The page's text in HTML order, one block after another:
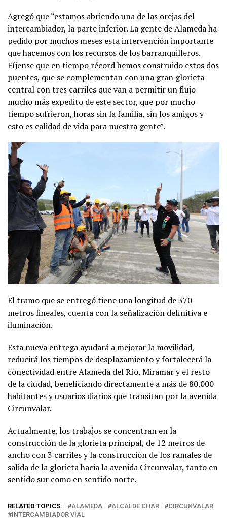
Agregó que “estamos abriendo una de las orejas del
intercambiador, la parte inferior. La gente de Alameda ha
pedido por muchos meses esta intervención importante
que hacemos con los recursos de los barranquilleros.
Fíjense que en tiempo récord hemos construido estos dos
puentes, que se complementan con una gran glorieta
central con tres carriles que van a permitir un flujo
mucho más expedito de este sector, que por mucho
tiempo sufrieron, horas sin la familia, sin los amigos y
esto es calidad de vida para nuestra gente”.
El tramo que se entregó tiene una longitud de 370
metros lineales, cuenta con la señalización definitiva e
iluminación.
Esta nueva entrega ayudará a mejorar la movilidad,
reducirá los tiempos de desplazamiento y fortalecerá la
conectividad entre Alameda del Río, Miramar y el resto
de la ciudad, beneficiando directamente a más de 80.000
habitantes y usuarios diarios que transitan por la avenida
Circunvalar.
Actualmente, los trabajos se concentran en la
construcción de la glorieta principal, de 12 metros de
ancho con 3 carriles y la construcción de los ramales de
salida de la glorieta hacia la avenida Circunvalar, tanto en
sentido sur como en sentido norte.
RELATED TOPICS: ALAMEDA ALCALDE CHAR
CIRCUNVALAR
INTERCAMBIADOR VIAL